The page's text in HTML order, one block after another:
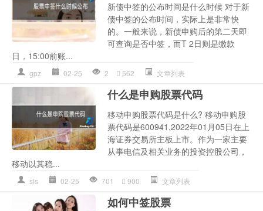
新债中签的公布时间是什么时候 对于新
债中签的公布时间，实际上是非常快
的。一般来说，新债申购后的第二天即
可查询是否中签，而T 2日则是缴款
日，15:00前账...
gpz 02-25 2 562 文章列表
什么是申购股票代码
移动申购股票代码是什么? 移动申购股
票代码是600941,2022年01月05日在上
海证券交易所主板上市。作为一家主要
从事电信及相关业务的投资控股公司，
移动以其稳...
sls 02-25 701 900 文章列表
如何中签股票